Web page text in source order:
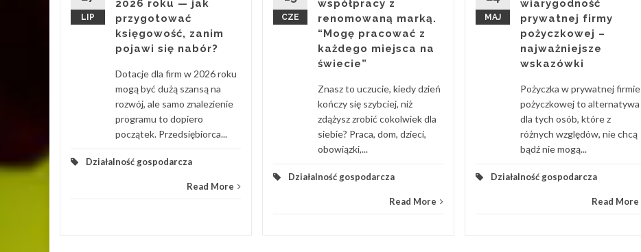
LIP
2026 roku — jak
przygotować
księgowość, zanim
pojawi się nabór?
Dotacje dla firm w 2026 roku
mogą być dużą szansą na
rozwój, ale samo znalezienie
programu to dopiero
początek. Przedsiębiorca...
Działalność gospodarcza
Read More
CZE
współpracy z
renomowaną marką.
“Mogę pracować z
każdego miejsca na
świecie”
Znasz to uczucie, kiedy dzień
kończy się szybciej, niż
zdążysz zrobić cokolwiek dla
siebie? Praca, dom, dzieci,
obowiązki,...
Działalność gospodarcza
Read More
MAJ
wiarygodność
prywatnej firmy
pożyczkowej –
najważniejsze
wskazówki
Pożyczka w prywatnej firmie
pożyczkowej to alternatywa
dla tych osób, które z
różnych względów, nie chcą
bądź nie mogą...
Działalność gospodarcza
Read More